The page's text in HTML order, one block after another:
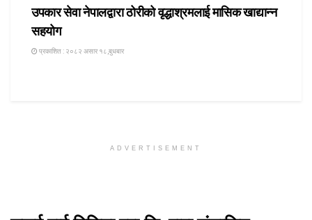
उपकार सेवा नेपालद्वारा ठोरीको वृद्धाश्रमलाई मासिक खाद्यान्न
सहयोग
प्रकाशित : २०८२ असार १८,बुधबार
ADVERTISEMENT